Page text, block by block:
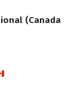
(Canada